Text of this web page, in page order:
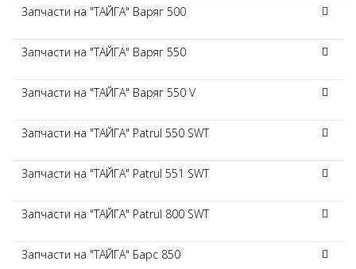
Запчасти на "ТАЙГА" Варяг 500
Запчасти на "ТАЙГА" Варяг 550
Запчасти на "ТАЙГА" Варяг 550 V
Запчасти на "ТАЙГА" Patrul 550 SWT
Запчасти на "ТАЙГА" Patrul 551 SWT
Запчасти на "ТАЙГА" Patrul 800 SWT
Запчасти на "ТАЙГА" Барс 850